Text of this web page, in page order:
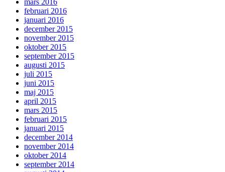
mars 2016
februari 2016
januari 2016
december 2015
november 2015
oktober 2015
september 2015
augusti 2015
juli 2015
juni 2015
maj 2015
april 2015
mars 2015
februari 2015
januari 2015
december 2014
november 2014
oktober 2014
september 2014